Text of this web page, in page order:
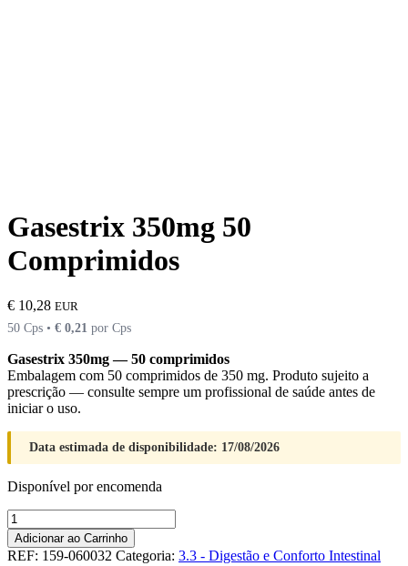
Gasestrix 350mg 50
Comprimidos
€ 10,28 EUR
50 Cps • € 0,21 por Cps
Gasestrix 350mg — 50 comprimidos
Embalagem com 50 comprimidos de 350 mg. Produto sujeito a
prescrição — consulte sempre um profissional de saúde antes de
iniciar o uso.
Data estimada de disponibilidade: 17/08/2026
Disponível por encomenda
Quantidade
de
Gasestrix
Adicionar ao Carrinho
REF: 159-060032 Categoria: 3.3 - Digestão e Conforto Intestinal